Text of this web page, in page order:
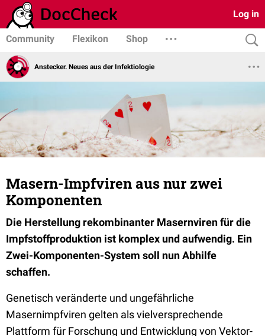
Log in
Community Flexikon Shop
Anstecker. Neues aus der Infektiologie
Masern-Impfviren aus nur zwei
Komponenten
Die Herstellung rekombinanter Masernviren für die
Impfstoffproduktion ist komplex und aufwendig. Ein
Zwei-Komponenten-System soll nun Abhilfe
schaffen.
Genetisch veränderte und ungefährliche
Masernimpfviren gelten als vielversprechende
Plattform für Forschung und Entwicklung von Vektor-